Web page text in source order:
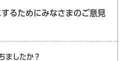
るためにみなさまのご意見
ましたか？